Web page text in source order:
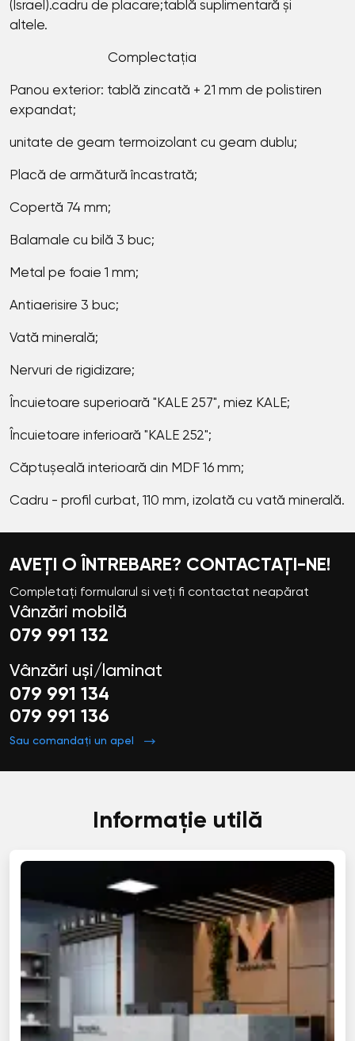
(Israel).cadru de placare;tablă suplimentară și
altele.
Complectația
Panou exterior: tablă zincată + 21 mm de polistiren
expandat;
unitate de geam termoizolant cu geam dublu;
Placă de armătură încastrată;
Copertă 74 mm;
Balamale cu bilă 3 buc;
Metal pe foaie 1 mm;
Antiaerisire 3 buc;
Vată minerală;
Nervuri de rigidizare;
Încuietoare superioară "KALE 257", miez KALE;
Încuietoare inferioară "KALE 252";
Căptușeală interioară din MDF 16 mm;
Cadru - profil curbat, 110 mm, izolată cu vată minerală.
AVEȚI O ÎNTREBARE? CONTACTAȚI-NE!
Completați formularul si veți fi contactat neapărat
Vânzări mobilă
079 991 132
Vânzări uși/laminat
079 991 134
079 991 136
Sau comandați un apel
Informație utilă